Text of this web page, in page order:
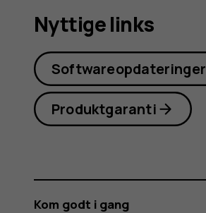
Nyttige links
Softwareopdateringer
Produktgaranti
Kom godt i gang